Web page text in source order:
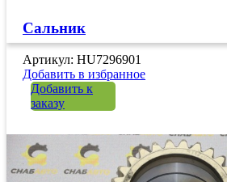
Сальник
Артикул: HU7296901
Добавить в избранное
Добавить к
заказу